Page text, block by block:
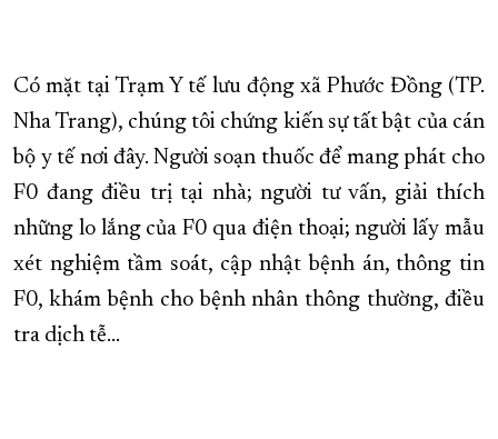
Có mặt tại Trạm Y tế lưu động xã Phước Đồng (TP.
Nha Trang), chúng tôi chứng kiến sự tất bật của cán
bộ y tế nơi đây. Người soạn thuốc để mang phát cho
F0 đang điều trị tại nhà; người tư vấn, giải thích
những lo lắng của F0 qua điện thoại; người lấy mẫu
xét nghiệm tầm soát, cập nhật bệnh án, thông tin
F0, khám bệnh cho bệnh nhân thông thường, điều
tra dịch tễ…